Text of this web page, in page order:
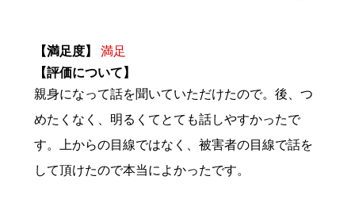
【満足度】
満足
【評価について】
親身になって話を聞いていただけたので。後、つ
めたくなく、明るくてとても話しやすかったで
す。上からの目線ではなく、被害者の目線で話を
して頂けたので本当によかったです。